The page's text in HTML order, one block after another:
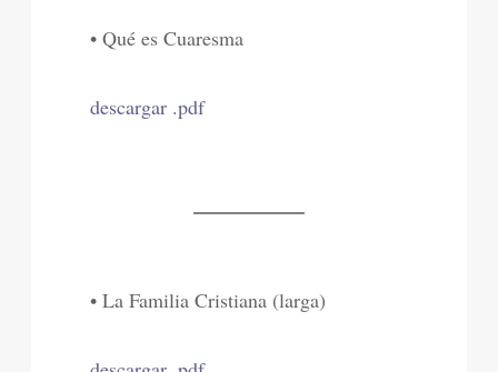
• Qué es Cuaresma
descargar .pdf
• La Familia Cristiana (larga)